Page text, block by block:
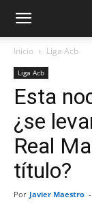
Inicio Liga Acb
Liga Acb
Esta
¿se
Real
título?
Por Javier Maestro -